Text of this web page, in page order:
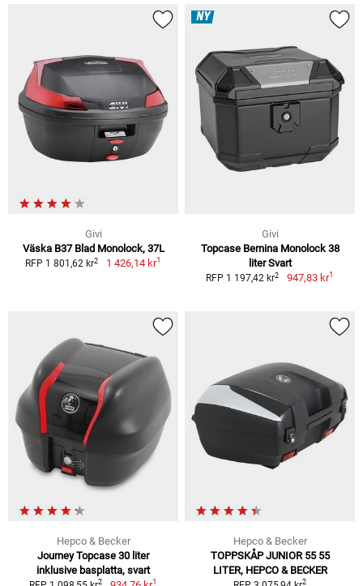
Givi
Väska B37 Blad Monolock, 37L
RFP 1 801,62 kr2 1 426,14 kr1
NY
Givi
Topcase Bernina Monolock 38
liter Svart
RFP 1 197,42 kr2 947,83 kr1
Hepco & Becker
Journey Topcase 30 liter
inklusive basplatta, svart
2 1
Hepco & Becker
TOPPSKÅP JUNIOR 55 55
LITER, HEPCO & BECKER
2